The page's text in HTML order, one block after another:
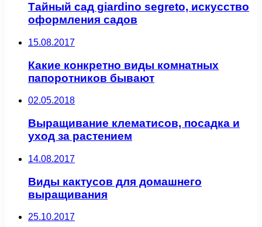
Тайный сад giardino segreto, искусство
оформления садов
15.08.2017
Какие конкретно виды комнатных
папоротников бывают
02.05.2018
Выращивание клематисов, посадка и
уход за растением
14.08.2017
Виды кактусов для домашнего
выращивания
25.10.2017